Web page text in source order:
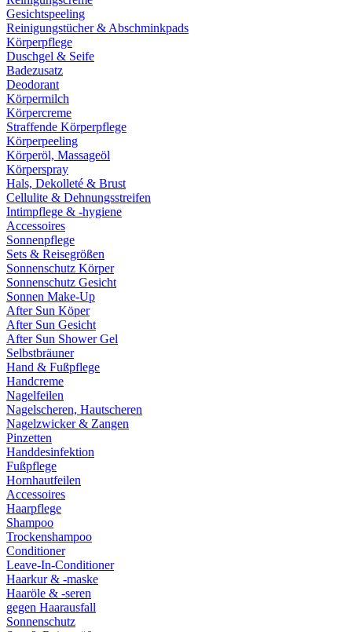
Gesichtspeeling
Reinigungstücher & Abschminkpads
Körperpflege
Duschgel & Seife
Badezusatz
Deodorant
Körpermilch
Körpercreme
Straffende Körperpflege
Körperpeeling
Körperöl, Massageöl
Körperspray
Hals, Dekolleté & Brust
Cellulite & Dehnungsstreifen
Intimpflege & -hygiene
Accessoires
Sonnenpflege
Sets & Reisegrößen
Sonnenschutz Körper
Sonnenschutz Gesicht
Sonnen Make-Up
After Sun Köper
After Sun Gesicht
After Sun Shower Gel
Selbstbräuner
Hand & Fußpflege
Handcreme
Nagelfeilen
Nagelscheren, Hautscheren
Nagelzwicker & Zangen
Pinzetten
Handdesinfektion
Fußpflege
Hornhautfeilen
Accessoires
Haarpflege
Shampoo
Trockenshampoo
Conditioner
Leave-In-Conditioner
Haarkur & -maske
Haaröle & -seren
gegen Haarausfall
Sonnenschutz